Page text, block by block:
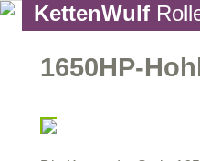
KettenWulf
1650HP-